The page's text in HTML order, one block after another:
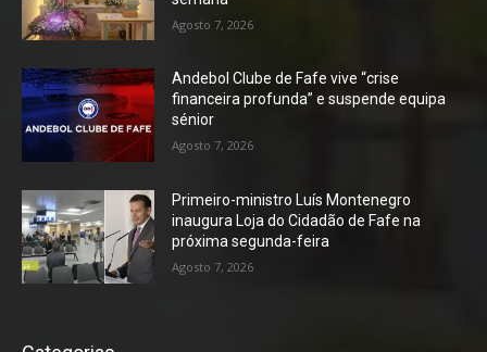
Agosto 7, 2026
Andebol Clube de Fafe vive “crise
financeira profunda” e suspende equipa
sénior
Agosto 7, 2026
Primeiro-ministro Luís Montenegro
inaugura Loja do Cidadão de Fafe na
próxima segunda-feira
Agosto 7, 2026